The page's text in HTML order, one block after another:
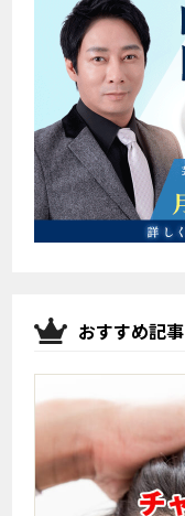
おすすめ記事